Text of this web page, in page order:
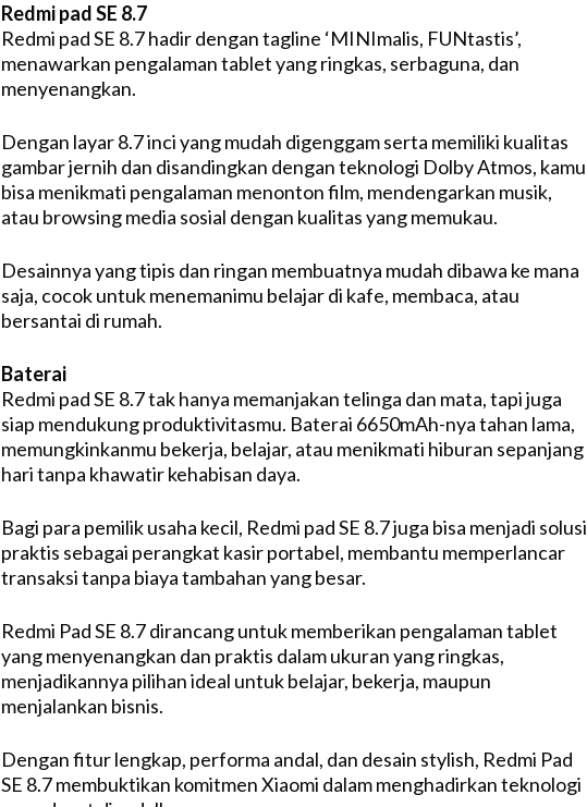
Redmi pad SE 8.7
Redmi pad SE 8.7 hadir dengan tagline ‘MINImalis, FUNtastis’,
menawarkan pengalaman tablet yang ringkas, serbaguna, dan
menyenangkan.
Dengan layar 8.7 inci yang mudah digenggam serta memiliki kualitas
gambar jernih dan disandingkan dengan teknologi Dolby Atmos, kamu
bisa menikmati pengalaman menonton film, mendengarkan musik,
atau browsing media sosial dengan kualitas yang memukau.
Desainnya yang tipis dan ringan membuatnya mudah dibawa ke mana
saja, cocok untuk menemanimu belajar di kafe, membaca, atau
bersantai di rumah.
Baterai
Redmi pad SE 8.7 tak hanya memanjakan telinga dan mata, tapi juga
siap mendukung produktivitasmu. Baterai 6650mAh-nya tahan lama,
memungkinkanmu bekerja, belajar, atau menikmati hiburan sepanjang
hari tanpa khawatir kehabisan daya.
Bagi para pemilik usaha kecil, Redmi pad SE 8.7 juga bisa menjadi solusi
praktis sebagai perangkat kasir portabel, membantu memperlancar
transaksi tanpa biaya tambahan yang besar.
Redmi Pad SE 8.7 dirancang untuk memberikan pengalaman tablet
yang menyenangkan dan praktis dalam ukuran yang ringkas,
menjadikannya pilihan ideal untuk belajar, bekerja, maupun
menjalankan bisnis.
Dengan fitur lengkap, performa andal, dan desain stylish, Redmi Pad
SE 8.7 membuktikan komitmen Xiaomi dalam menghadirkan teknologi